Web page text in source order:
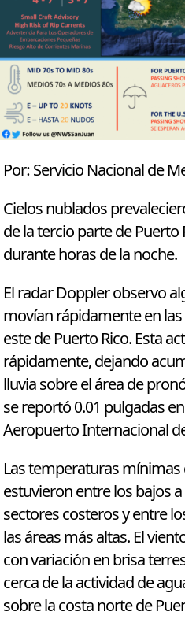
Por: Servicio Nacional de
Cielos nublados
de la tercio parte de Puerto
durante horas de la noche.
El radar Doppler observo
movían rápidamente en
este de Puerto Rico. Esta
rápidamente, dejando
lluvia sobre el área de
se reportó 0.01 pulgadas
Aeropuerto Internacional
Las temperaturas
estuvieron entre los bajos
sectores costeros y entre
las áreas más altas. El
con variación en brisa
cerca de la actividad de
sobre la costa norte de